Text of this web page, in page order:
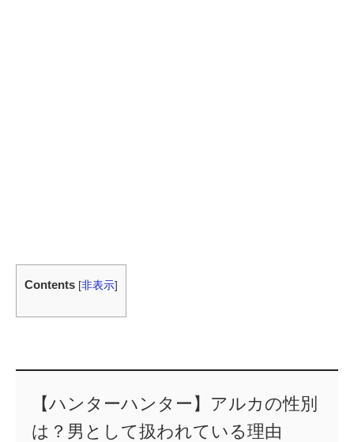
Contents [非表示]
【ハンターハンター】アルカの性別
は？男として扱われている理由